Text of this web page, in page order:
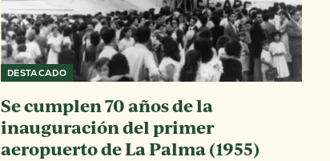
DESTACADO
Se cumplen 70 años de la
inauguración del primer
aeropuerto de La Palma (1955)